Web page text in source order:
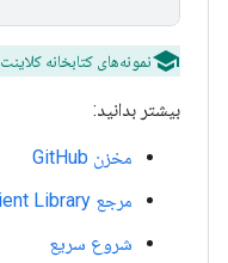
نمونه‌های کتابخانه کلاینت Cloud را برای
بیشتر بدانید:
مخزن GitHub
مرجع Cloud Client Library
شروع سریع